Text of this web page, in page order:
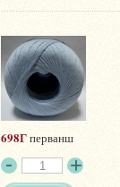
698Гперванш